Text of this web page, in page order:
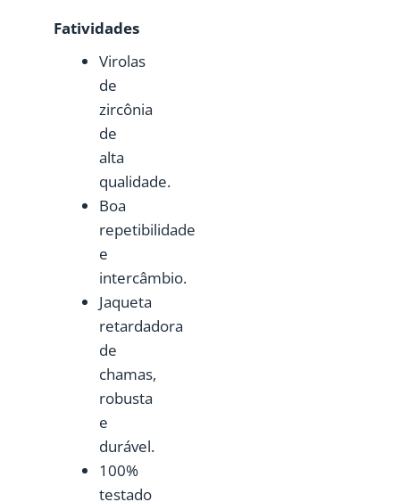
Fatividades
Virolas
de
zircônia
de
alta
qualidade.
Boa
repetibilidade
e
intercâmbio.
Jaqueta
retardadora
de
chamas,
robusta
e
durável.
100%
testado